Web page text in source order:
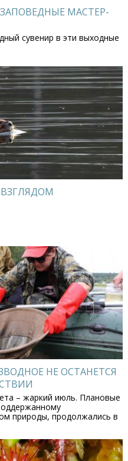
МАСТЕР-
сувенир в эти выходные
НЕ ОСТАНЕТСЯ
– жаркий июль. Плановые
природы, продолжались в